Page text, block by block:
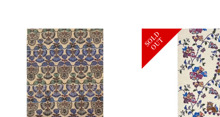
S
O
L
D
O
U
T